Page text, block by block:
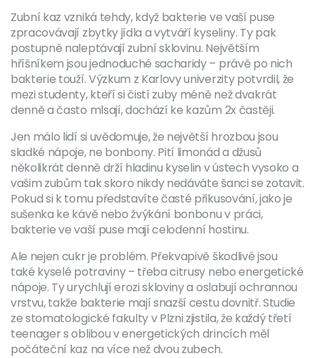
Zubní kaz vzniká tehdy, když bakterie ve vaší puse
zpracovávají zbytky jídla a vytváří kyseliny. Ty pak
postupně naleptávají zubní sklovinu. Největším
hříšníkem jsou jednoduché sacharidy – právě po nich
bakterie touží. Výzkum z Karlovy univerzity potvrdil, že
mezi studenty, kteří si čistí zuby méně než dvakrát
denně a často mlsají, dochází ke kazům 2x častěji.
Jen málo lidí si uvědomuje, že největší hrozbou jsou
sladké nápoje, ne bonbony. Pití limonád a džusů
několikrát denně drží hladinu kyselin v ústech vysoko a
vašim zubům tak skoro nikdy nedáváte šanci se zotavit.
Pokud si k tomu představíte časté přikusování, jako je
sušenka ke kávě nebo žvýkání bonbonu v práci,
bakterie ve vaší puse mají celodenní hostinu.
Ale nejen cukr je problém. Překvapivě škodlivé jsou
také kyselé potraviny – třeba citrusy nebo energetické
nápoje. Ty urychlují erozi skloviny a oslabují ochrannou
vrstvu, takže bakterie mají snazší cestu dovnitř. Studie
ze stomatologické fakulty v Plzni zjistila, že každý třetí
teenager s oblibou v energetických drincích měl
počáteční kaz na více než dvou zubech.